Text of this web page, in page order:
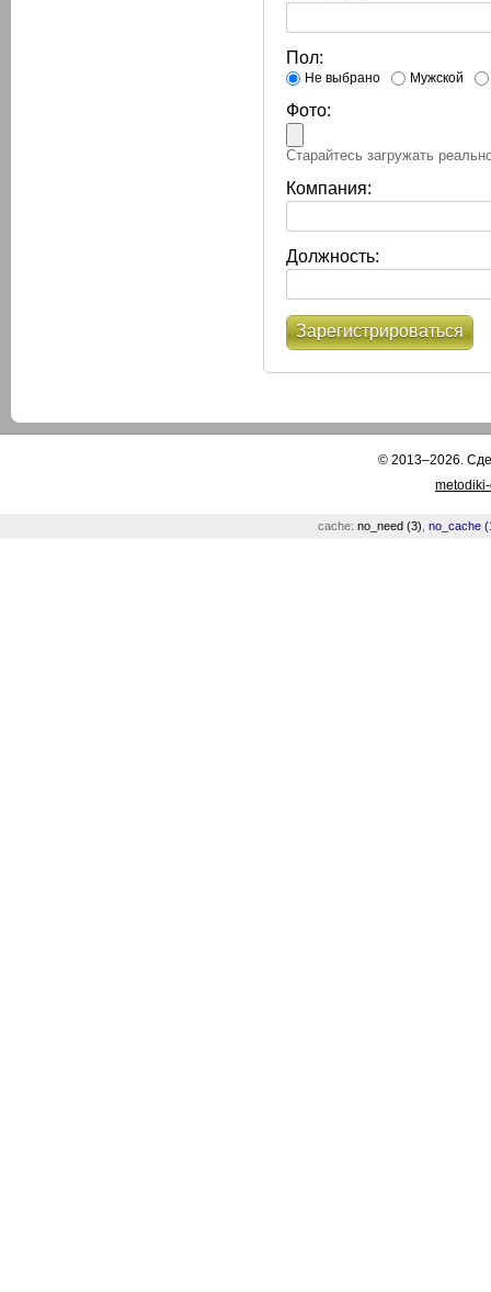
Пол:
Не выбрано Мужской
Фото:
Старайтесь загружать
Компания:
Должность:
Зарегистрироваться
© 2013–2026.
cache: no_need (3) no_cache